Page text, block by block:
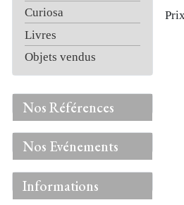
Curiosa
Livres
Objets vendus
Nos Références
Nos Evénements
Informations